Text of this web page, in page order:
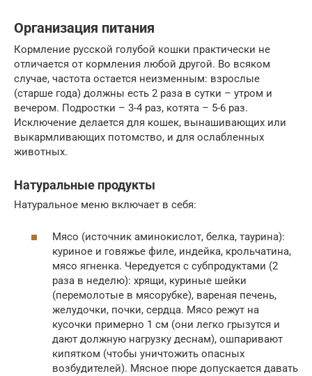
Организация питания
Кормление русской голубой кошки практически не
отличается от кормления любой другой. Во всяком
случае, частота остается неизменным: взрослые
(старше года) должны есть 2 раза в сутки – утром и
вечером. Подростки – 3-4 раз, котята – 5-6 раз.
Исключение делается для кошек, вынашивающих или
выкармливающих потомство, и для ослабленных
животных.
Натуральные продукты
Натуральное меню включает в себя:
Мясо (источник аминокислот, белка, таурина):
куриное и говяжье филе, индейка, крольчатина,
мясо ягненка. Чередуется с субпродуктами (2
раза в неделю): хрящи, куриные шейки
(перемолотые в мясорубке), вареная печень,
желудочки, почки, сердца. Мясо режут на
кусочки примерно 1 см (они легко грызутся и
дают должную нагрузку деснам), ошпаривают
кипятком (чтобы уничтожить опасных
возбудителей). Мясное пюре допускается давать